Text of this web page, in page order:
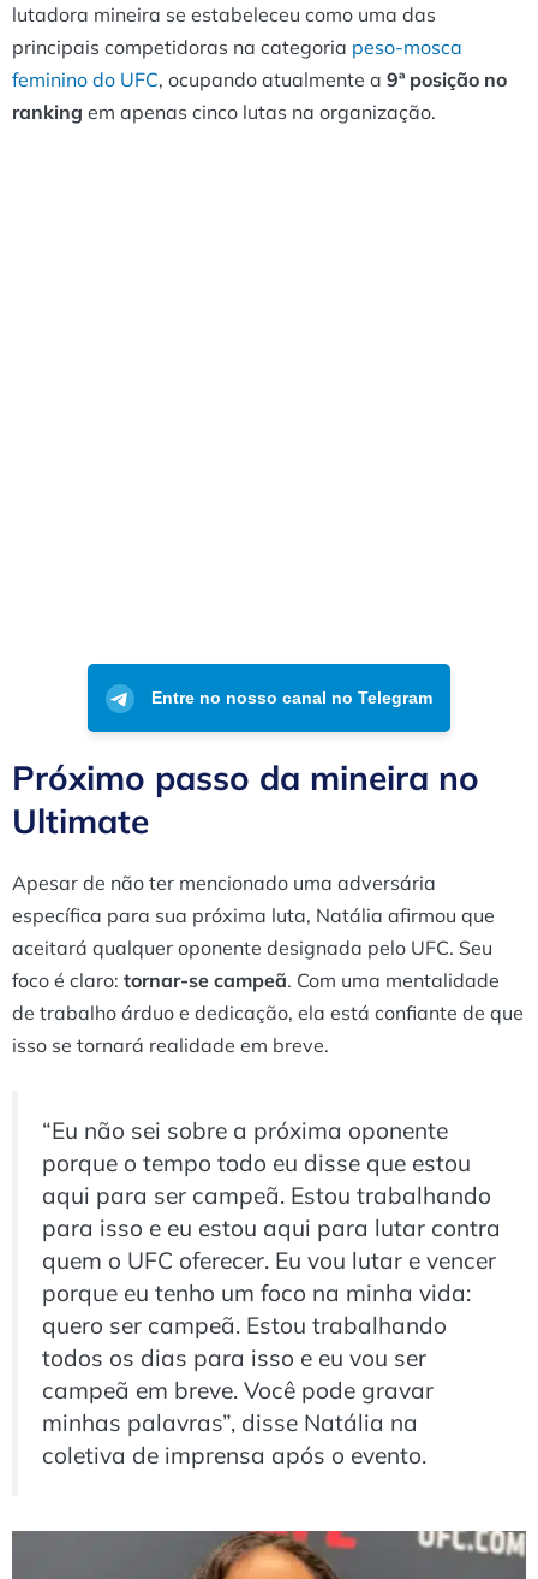
lutadora mineira se estabeleceu como uma das
principais competidoras na categoria peso-mosca
feminino do UFC, ocupando atualmente a 9ª posição no
ranking em apenas cinco lutas na organização.
Entre no nosso canal no Telegram
Próximo passo da mineira no
Ultimate
Apesar de não ter mencionado uma adversária
específica para sua próxima luta, Natália afirmou que
aceitará qualquer oponente designada pelo UFC. Seu
foco é claro: tornar-se campeã. Com uma mentalidade
de trabalho árduo e dedicação, ela está confiante de que
isso se tornará realidade em breve.
“Eu não sei sobre a próxima oponente
porque o tempo todo eu disse que estou
aqui para ser campeã. Estou trabalhando
para isso e eu estou aqui para lutar contra
quem o UFC oferecer. Eu vou lutar e vencer
porque eu tenho um foco na minha vida:
quero ser campeã. Estou trabalhando
todos os dias para isso e eu vou ser
campeã em breve. Você pode gravar
minhas palavras”, disse Natália na
coletiva de imprensa após o evento.